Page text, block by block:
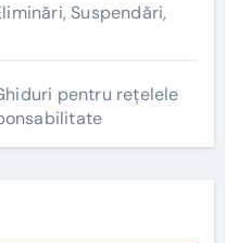
Suspendări,
pentru rețelele